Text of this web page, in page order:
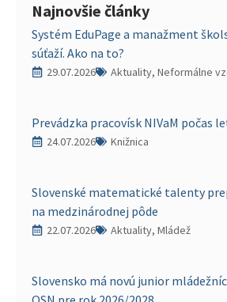
Najnovšie články
Systém EduPage a manažment
súťaží. Ako na to?
29.07.2026 Aktuality, Neformálne
Prevádzka pracovísk NIVaM počas
24.07.2026 Knižnica
Slovenské matematické talenty
na medzinárodnej pôde
22.07.2026 Aktuality, Mládež
Slovensko má novú junior